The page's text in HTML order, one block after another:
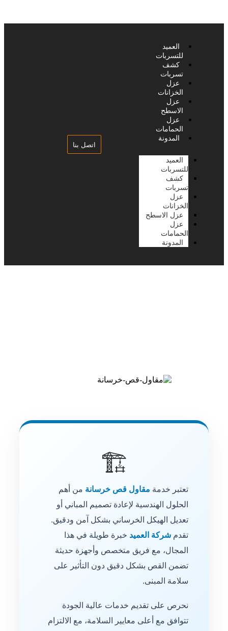
العميد
للتسربات
كشف
تسربات
عزل
الخزانات
عزل
الاسطح
عزل
الحمامات
المدونة
العميد
للتسربات
كشف
تسربات
عزل
الخزانات
عزل الاسطح
عزل
الحمامات
المدونة
اتصل بنا
تعتبر خدمة مقاول قص خرسانة من أهم
الحلول الهندسية لإعادة تصميم المباني أو
تعديل الهيكل الخرساني بشكل آمن ودقيق.
تقدم شركة العميد خبرة طويلة في هذا
المجال، مع فريق متخصص وأجهزة حديثة
تضمن القص بشكل دقيق دون التأثير على
سلامة المبنى.
نحرص على تقديم خدمات عالية الجودة
تتوافق مع أعلى معايير السلامة، مع الالتزام